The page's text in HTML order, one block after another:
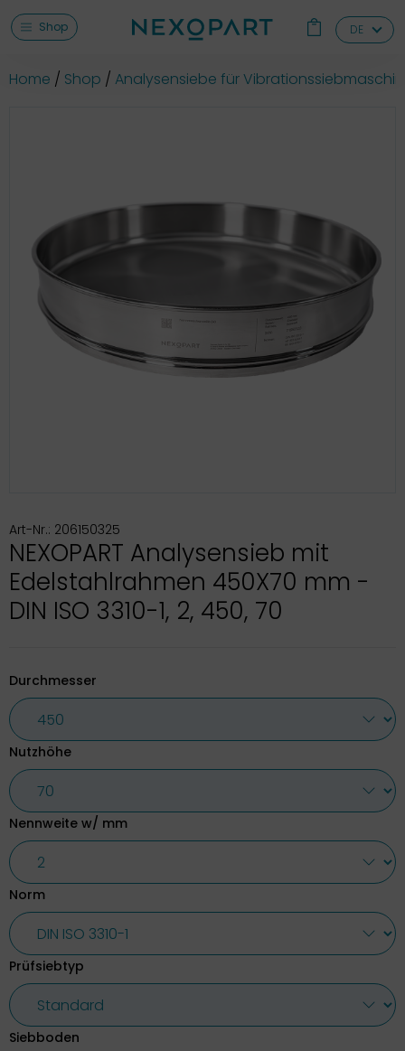
Shop DE
Home Shop Analysensiebe für
Art-Nr.: 206150325
NEXOPART Analysensieb mit
Edelstahlrahmen 450X70 mm -
DIN ISO 3310-1, 2, 450, 70
Durchmesser
Nutzhöhe
Nennweite w/ mm
Norm
Prüfsiebtyp
Siebboden